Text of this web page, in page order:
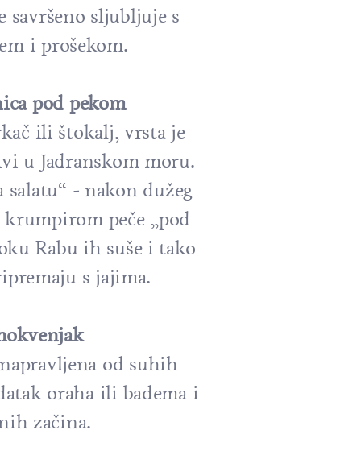
savršeno sljubljuje s
i prošekom.
pod pekom
ili štokalj, vrsta je
u Jadranskom moru.
salatu“ - nakon dužeg
peče „pod
Rabu ih suše i tako
s jajima.
od suhih
oraha ili badema i
začina.